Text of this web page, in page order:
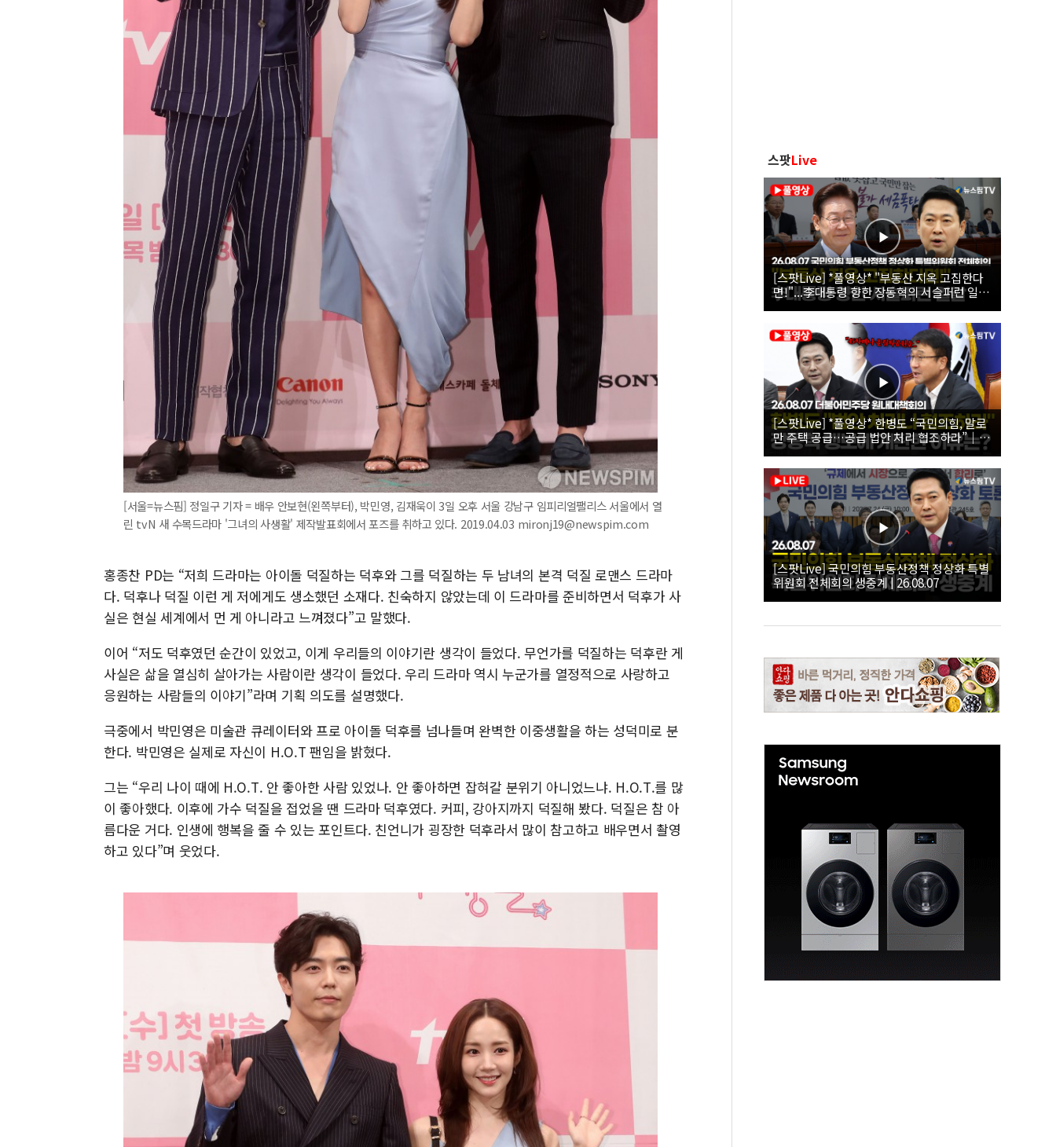
[서울=뉴스핌] 정일구 기자 = 배우 안보현(왼쪽부터), 박민영, 김재욱이 3일 오후 서울 강남구 임피리얼팰리스 서울에서 열
린 tvN 새 수목드라마 '그녀의 사생활' 제작발표회에서 포즈를 취하고 있다. 2019.04.03 mironj19@newspim.com
홍종찬 PD는 “저희 드라마는 아이돌 덕질하는 덕후와 그를 덕질하는 두 남녀의 본격 덕질 로맨스 드라마
다. 덕후나 덕질 이런 게 저에게도 생소했던 소재다. 친숙하지 않았는데 이 드라마를 준비하면서 덕후가 사
실은 현실 세계에서 먼 게 아니라고 느껴졌다”고 말했다.
이어 “저도 덕후였던 순간이 있었고, 이게 우리들의 이야기란 생각이 들었다. 무언가를 덕질하는 덕후란 게
사실은 삶을 열심히 살아가는 사람이란 생각이 들었다. 우리 드라마 역시 누군가를 열정적으로 사랑하고
응원하는 사람들의 이야기”라며 기획 의도를 설명했다.
극중에서 박민영은 미술관 큐레이터와 프로 아이돌 덕후를 넘나들며 완벽한 이중생활을 하는 성덕미로 분
한다. 박민영은 실제로 자신이 H.O.T 팬임을 밝혔다.
그는 “우리 나이 때에 H.O.T. 안 좋아한 사람 있었나. 안 좋아하면 잡혀갈 분위기 아니었느냐. H.O.T.를 많
이 좋아했다. 이후에 가수 덕질을 접었을 땐 드라마 덕후였다. 커피, 강아지까지 덕질해 봤다. 덕질은 참 아
름다운 거다. 인생에 행복을 줄 수 있는 포인트다. 친언니가 굉장한 덕후라서 많이 참고하고 배우면서 촬영
하고 있다”며 웃었다.
스팟Live
[스팟Live] *풀영상* "부동산 지옥 고집한다
면!"...李대통령 향한 장동혁의 서슬퍼런 일갈
| 26.08.07 국민의힘 부동산정책 정상화 특별
위원회 전체회의
[스팟Live] *풀영상* 한병도 “국민의힘, 말로
만 주택 공급…공급 법안 처리 협조하라”｜
26.08.07 더불어민주당 원내대책회의
[스팟Live] 국민의힘 부동산정책 정상화 특별
위원회 전체회의 생중계 | 26.08.07